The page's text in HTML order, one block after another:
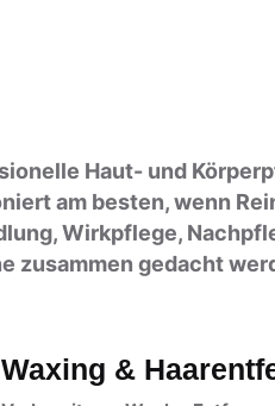
Haut- und
am besten, wenn
Wirkpflege,
zusammen gedacht
Waxing &